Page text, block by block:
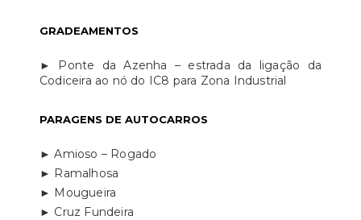
GRADEAMENTOS
► Ponte da Azenha – estrada da ligação da
Codiceira ao nó do IC8 para Zona Industrial
PARAGENS DE AUTOCARROS
► Amioso – Rogado
► Ramalhosa
► Mougueira
► Cruz Fundeira